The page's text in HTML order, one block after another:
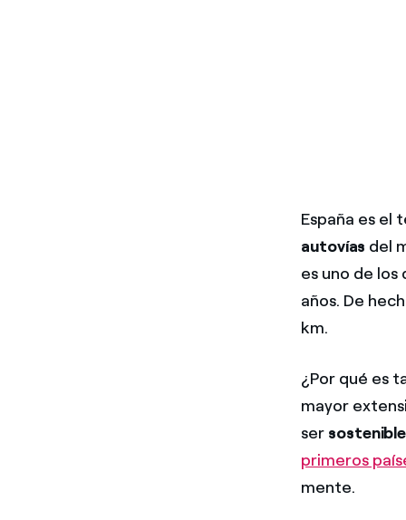
España es el
autovías del
es uno de
años. De
km.
¿Por qué es
mayor
ser
primeros
mente.